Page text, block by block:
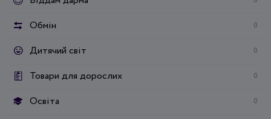
Обмін 0
Дитячий світ 0
Товари для дорослих 0
Освіта 0